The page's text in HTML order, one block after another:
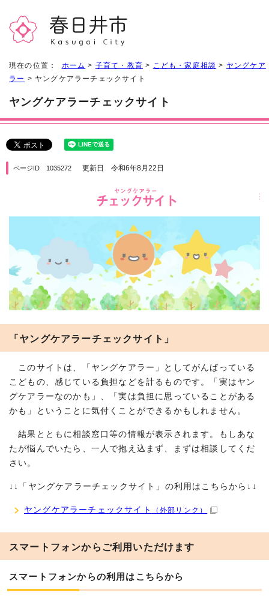
現在の位置： ホーム > 子育て・教育 > こども・家庭相談 > ヤングケア
ラー > ヤングケアラーチェックサイト
ヤングケアラーチェックサイト
ページID 1035272 更新日 令和6年8月22日
「ヤングケアラーチェックサイト」
このサイトは、「ヤングケアラー」としてがんばっている
こどもの、感じている負担などを計るものです。「実はヤン
グケアラーなのかも」、「実は負担に思っていることがある
かも」ということに気付くことができるかもしれません。
結果とともに相談窓口等の情報が表示されます。もしあな
たが悩んでいたら、一人で抱え込まず、まずは相談してくだ
さい。
↓↓「ヤングケアラーチェックサイト」の利用はこちらから↓↓
ヤングケアラーチェックサイト （外部リンク）
スマートフォンからご利用いただけます
スマートフォンからの利用はこちらから